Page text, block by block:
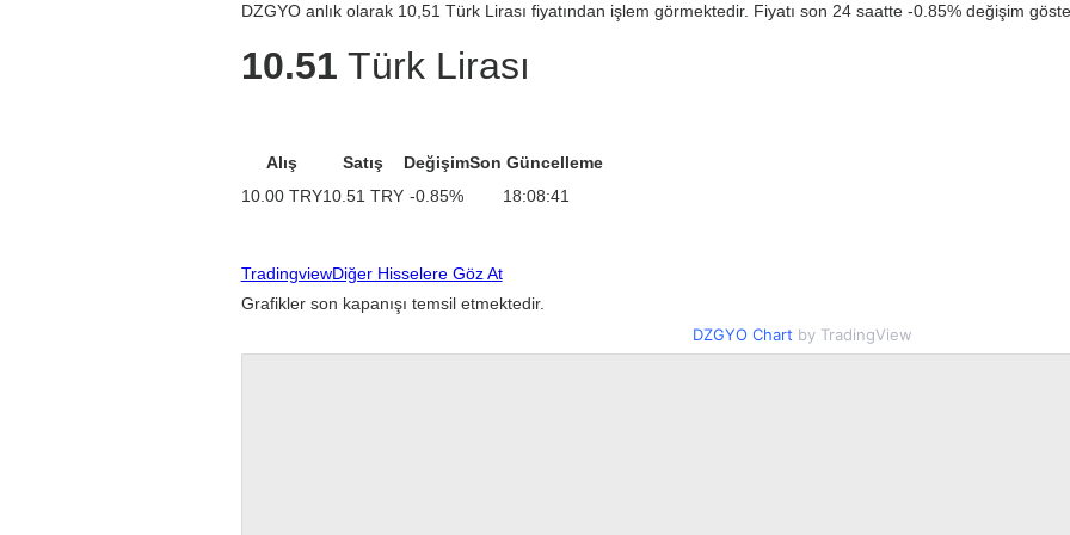
DZGYO anlık olarak 10,51 Türk Lirası fiyatından işlem görmektedir. Fiyatı son 24 saatte -0.85% değişim
10.51 Türk Lirası
Alış
10.00 TRY
Satış
10.51 TRY
Değişim
-0.85%
Son Güncelleme
18:08:41
TradingviewDiğer Hisselere Göz At
Grafikler son kapanışı temsil etmektedir.
DZGYO Chart by TradingView